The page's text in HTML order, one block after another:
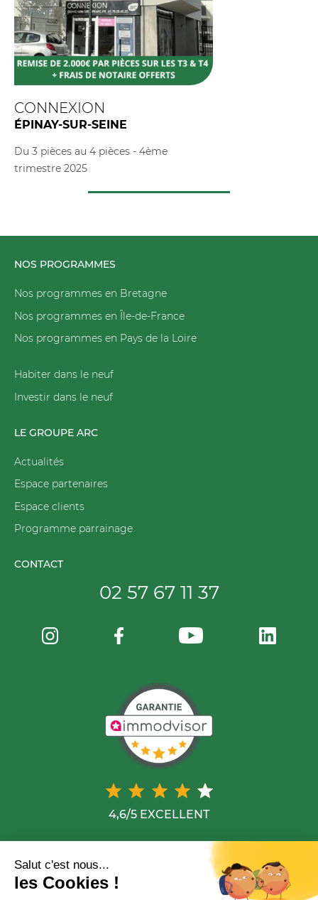
CONNEXION
ÉPINAY-SUR-SEINE
Du 3 pièces au 4 pièces - 4ème
trimestre 2025
NOS PROGRAMMES
Nos programmes en Bretagne
Nos programmes en Île-de-France
Nos programmes en Pays de la Loire
Habiter dans le neuf
Investir dans le neuf
LE GROUPE ARC
Actualités
Espace partenaires
Espace clients
Programme parrainage
CONTACT
02 57 67 11 37
4,6/5 EXCELLENT
© Copyright 2020 Groupe Arc
Mentions légales
Salut c'est nous...
les Cookies !